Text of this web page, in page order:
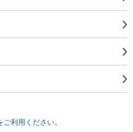
利用ください。